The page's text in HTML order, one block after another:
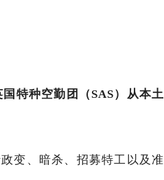
国特种空勤团（SAS）从本土
变、暗杀、招募特工以及准